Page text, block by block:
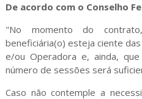
De acordo com o Conselho
"No momento do
beneficiária(o) esteja ciente
e/ou Operadora e, ainda,
número de sessões será
Caso não contemple a